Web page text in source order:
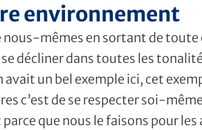
environnement
mêmes en sortant de
décliner dans toutes les
un bel exemple ici, cet
c’est de se respecter soi-
que nous le faisons pour